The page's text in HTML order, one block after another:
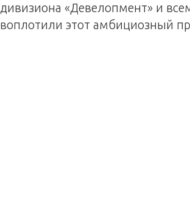
дивизиона «Девелопмент» и
воплотили этот амбициозный